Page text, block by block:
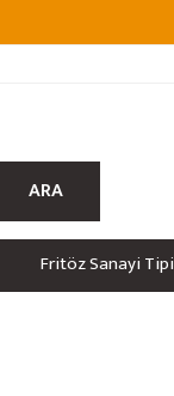
ARA
Fritöz Sanayi Tipi